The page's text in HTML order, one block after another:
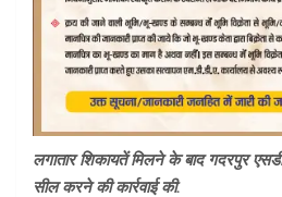
लगातार शिकायतें मिलने के बाद गदरपुर
सील करने की कार्रवाई की.